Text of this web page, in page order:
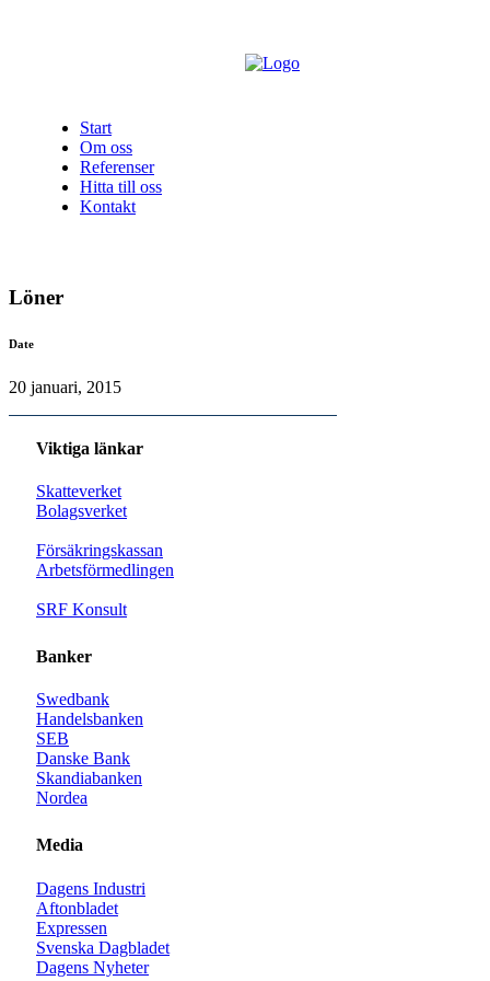
Start
Om oss
Referenser
Hitta till oss
Kontakt
Löner
Date
20 januari, 2015
Viktiga länkar
Skatteverket
Bolagsverket
Försäkringskassan
Arbetsförmedlingen
SRF Konsult
Banker
Swedbank
Handelsbanken
SEB
Danske Bank
Skandiabanken
Nordea
Media
Dagens Industri
Aftonbladet
Expressen
Svenska Dagbladet
Dagens Nyheter